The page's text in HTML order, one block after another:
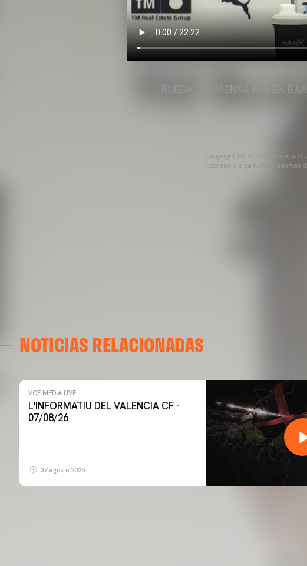
RUEDA DE PRENSA RUBEN
Copyright 2013-2025 Valencia
referencia a su fuente, además
NOTICIAS RELACIONADAS
VCF MEDIA LIVE
L'INFORMATIU DEL VALENCIA CF -
07/08/26
07 agosto 2026